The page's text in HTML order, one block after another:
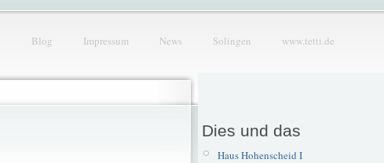
Blog Impressum News Solingen www.tetti.de
Dies und das
Haus Hohenscheid I